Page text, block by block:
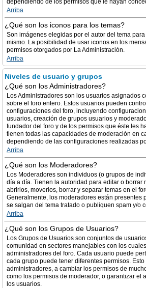
dependiendo de los permisos que le hayan
Arriba
¿Qué son los iconos para los temas?
Son imágenes elegidas por el autor del tema
mismo. La posibilidad de usar iconos en los
permisos otorgados por La Administración.
Arriba
Niveles de usuario y grupos
¿Qué son los Administradores?
Los Administradores son los usuarios asignados
sobre el foro entero. Estos usuarios pueden
configuraciones del foro, incluyendo
usuarios, creación de grupos usuarios y
fundador del foro y de los permisos que éste les
tienen todas las capacidades de moderación en
dependiendo de las configuraciones realizadas
Arriba
¿Qué son los Moderadores?
Los Moderadores son individuos (o grupos de
día a día. Tienen la autoridad para editar o borrar
abrirlos, moverlos, borrar y separar temas en el
Generalmente, los moderadores están presentes
se salgan del tema tratado o publiquen spam y/o
Arriba
¿Qué son los Grupos de Usuarios?
Los Grupos de Usuarios son conjuntos de
comunidad en sectores manejables con los
administradores del foro. Cada usuario puede
cada grupo puede tener diferentes permisos.
administradores, a cambiar los permisos de
como los permisos de moderador, o garantizar el
los usuarios.